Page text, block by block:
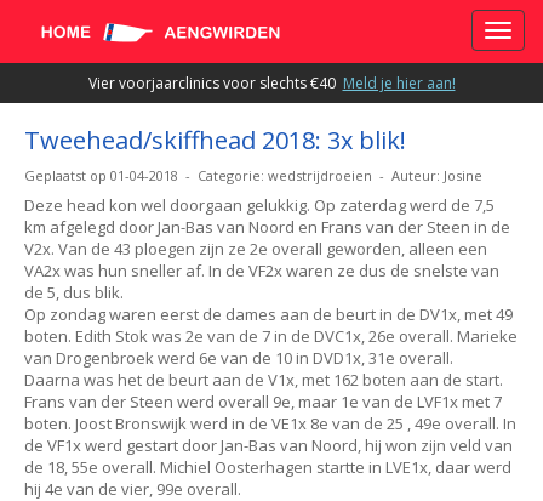
Vier voorjaarclinics voor slechts €40 Meld je hier aan!
Tweehead/skiffhead 2018: 3x blik!
Geplaatst op 01-04-2018 - Categorie: wedstrijdroeien - Auteur: Josine
Deze head kon wel doorgaan gelukkig. Op zaterdag werd de 7,5
km afgelegd door Jan-Bas van Noord en Frans van der Steen in de
V2x. Van de 43 ploegen zijn ze 2e overall geworden, alleen een
VA2x was hun sneller af. In de VF2x waren ze dus de snelste van
de 5, dus blik.
Op zondag waren eerst de dames aan de beurt in de DV1x, met 49
boten. Edith Stok was 2e van de 7 in de DVC1x, 26e overall. Marieke
van Drogenbroek werd 6e van de 10 in DVD1x, 31e overall.
Daarna was het de beurt aan de V1x, met 162 boten aan de start.
Frans van der Steen werd overall 9e, maar 1e van de LVF1x met 7
boten. Joost Bronswijk werd in de VE1x 8e van de 25 , 49e overall. In
de VF1x werd gestart door Jan-Bas van Noord, hij won zijn veld van
de 18, 55e overall. Michiel Oosterhagen startte in LVE1x, daar werd
hij 4e van de vier, 99e overall.